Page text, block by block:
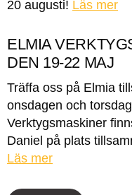
20 augusti! Läs mer
ELMIA
DEN 19-22 MAJ
Träffa oss på Elmia
onsdagen och
Verktygsmaskiner
Daniel på plats
Läs mer